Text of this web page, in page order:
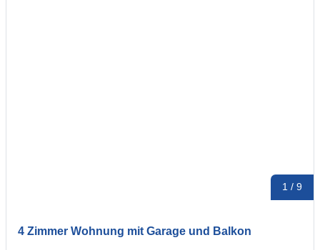
1 / 9
4 Zimmer Wohnung mit Garage und Balkon